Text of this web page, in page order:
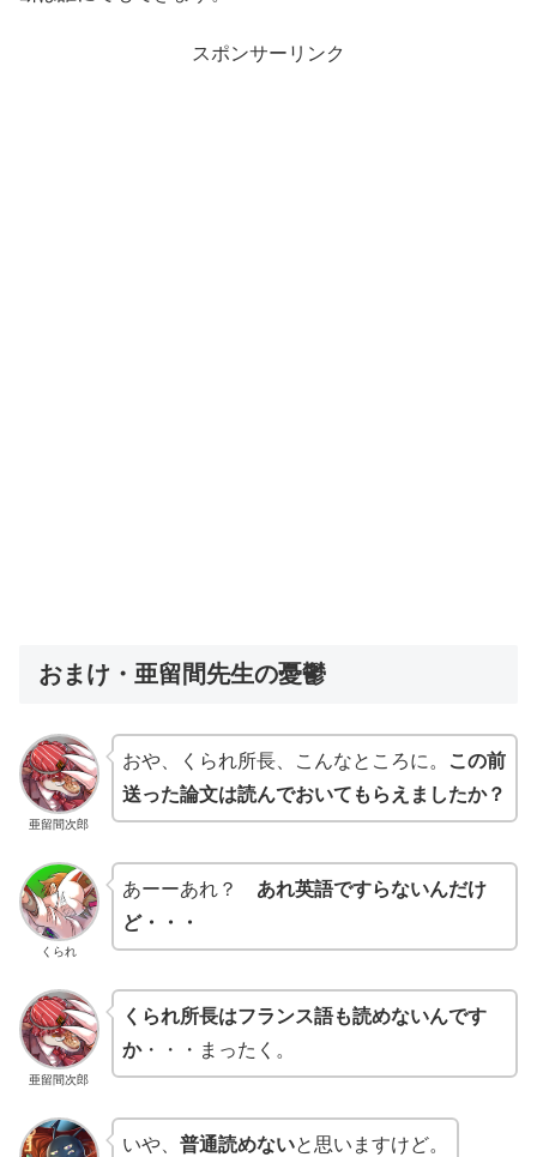
スポンサーリンク
おまけ・亜留間先生の憂鬱
亜留間次郎
おや、くられ所長、こんなところに。
この前
送った論文は読んでおいてもらえましたか？
くられ
あーーあれ？ あれ英語ですらないんだけ
ど・・・
亜留間次郎
くられ所長はフランス語も読めないんです
か・・・まったく。
いや、 普通読めないと思いますけど。